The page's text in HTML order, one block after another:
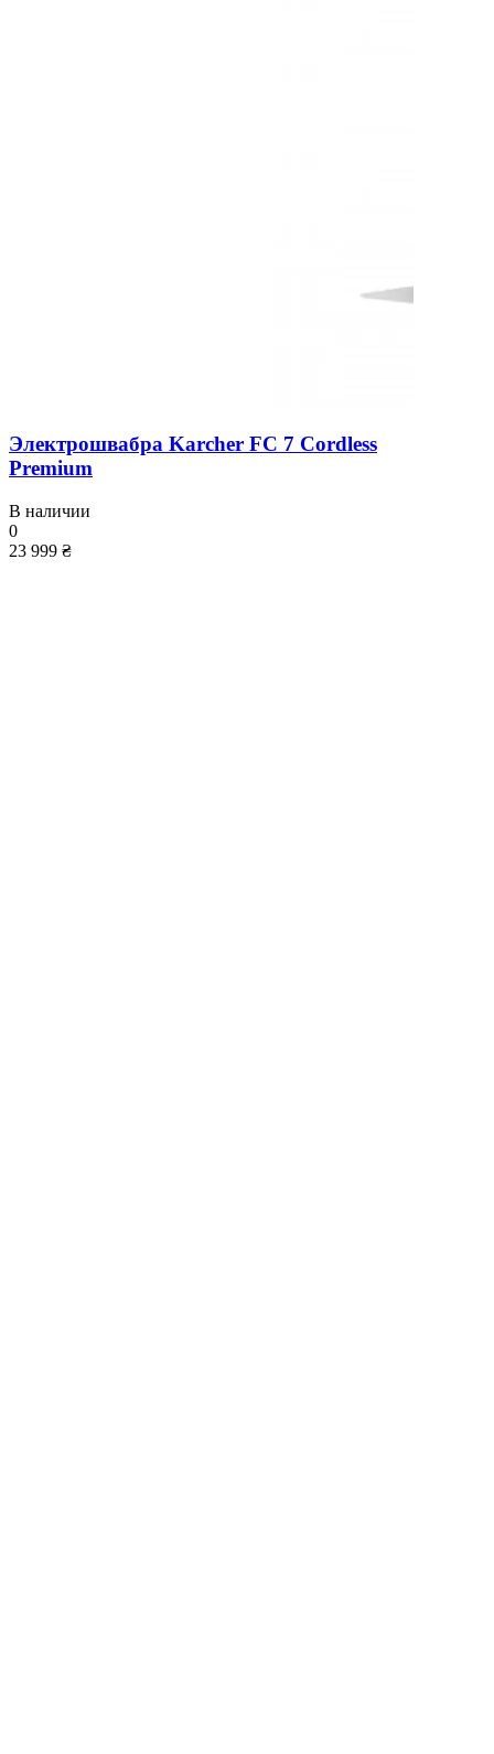
Электрошвабра Karcher FC 7 Cordless
Premium
В наличии
0
23 999 ₴